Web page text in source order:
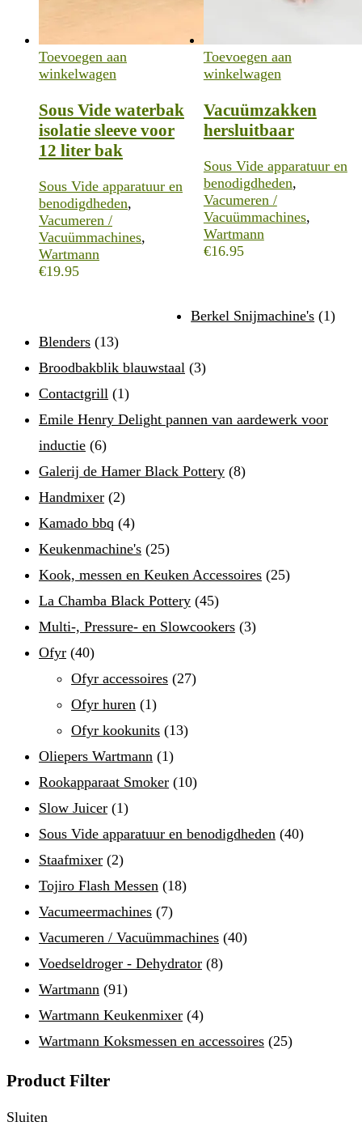
Toevoegen aan
winkelwagen
Sous Vide waterbak
isolatie sleeve voor
12 liter bak
Sous Vide apparatuur en
benodigdheden,
Vacumeren /
Vacuümmachines,
Wartmann
€19.95
Toevoegen aan
winkelwagen
Vacuümzakken
hersluitbaar
Sous Vide apparatuur en
benodigdheden,
Vacumeren /
Vacuümmachines,
Wartmann
€16.95
Berkel Snijmachine's (1)
Blenders (13)
Broodbakblik blauwstaal (3)
Contactgrill (1)
Emile Henry Delight pannen van aardewerk voor
inductie (6)
Galerij de Hamer Black Pottery (8)
Handmixer (2)
Kamado bbq (4)
Keukenmachine's (25)
Kook, messen en Keuken Accessoires (25)
La Chamba Black Pottery (45)
Multi-, Pressure- en Slowcookers (3)
Ofyr (40)
Ofyr accessoires (27)
Ofyr huren (1)
Ofyr kookunits (13)
Oliepers Wartmann (1)
Rookapparaat Smoker (10)
Slow Juicer (1)
Sous Vide apparatuur en benodigdheden (40)
Staafmixer (2)
Tojiro Flash Messen (18)
Vacumeermachines (7)
Vacumeren / Vacuümmachines (40)
Voedseldroger - Dehydrator (8)
Wartmann (91)
Wartmann Keukenmixer (4)
Wartmann Koksmessen en accessoires (25)
Product Filter
Sluiten